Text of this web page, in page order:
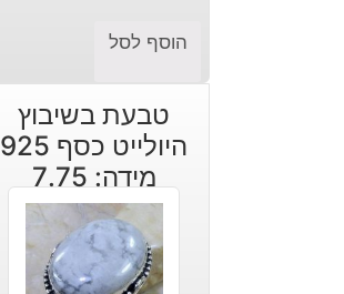
הוסף לסל
טבעת בשיבוץ
היולייט כסף 925
מידה: 7.75